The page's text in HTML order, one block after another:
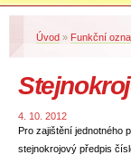
Úvod » Funkční
4. 10. 2012
Pro zajištění jednotného
stejnokrojový předpis